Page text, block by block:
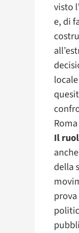
visto
e, di
Il
della